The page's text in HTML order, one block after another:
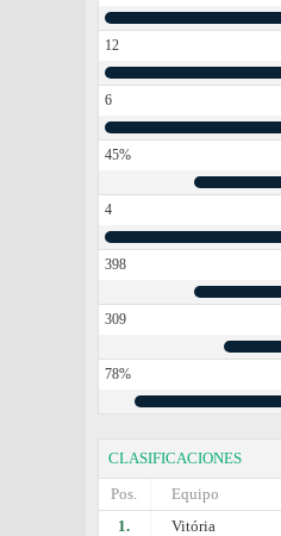
12
6
45%
4
398
309
78%
CLASIFICACIONES
Pos.
Equipo
1.
Vitória